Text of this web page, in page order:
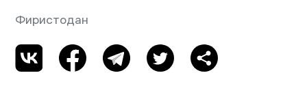
Фиристодан